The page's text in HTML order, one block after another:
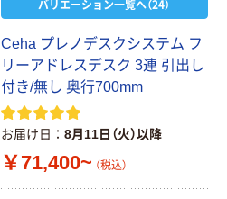
バリエーション一覧へ（24）
Ceha プレノデスクシステム フ
リーアドレスデスク 3連 引出し
付き/無し 奥行700mm
お届け日 8月11日（火）以降
￥71,400~ （税込）